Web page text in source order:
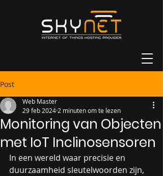
Post
Monitoring van Objecten
met IoT Inclinosensoren
Web Master
29 feb 2024 2 minuten om te lezen
In een wereld waar precisie en
duurzaamheid sleutelwoorden zijn,